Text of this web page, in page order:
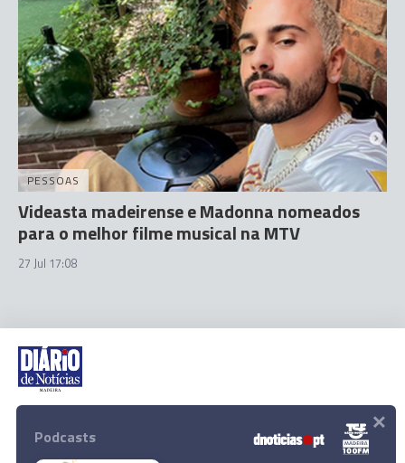
PESSOAS
Videasta madeirense e Madonna nomeados
para o melhor filme musical na MTV
27 Jul 17:08
Rua Dr. Fernão de Ornelas, 56 - 3º
291 202 300
Podcasts ×